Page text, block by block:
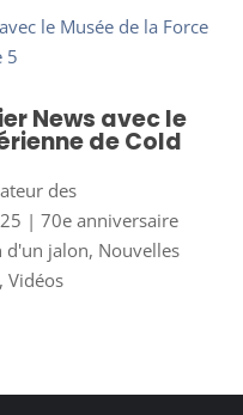
News avec le
de Cold
des
| 70e anniversaire
d'un jalon, Nouvelles
Vidéos